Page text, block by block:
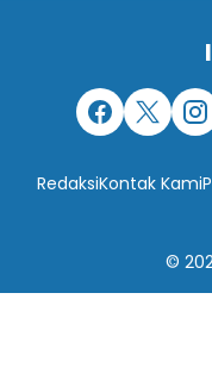
RedaksiKontak Kami
©